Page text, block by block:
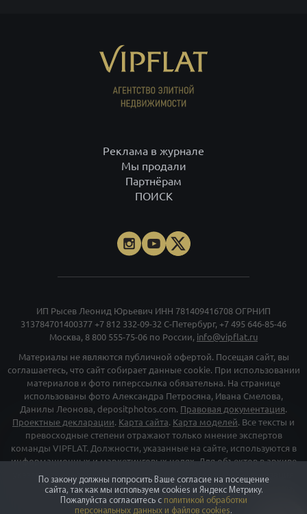
Реклама в журнале
Мы продали
Партнёрам
ПОИСК
ИП Рысев Леонид Юрьевич ИНН 781409416708 ОГРНИП
313784701400377 +7 812 332-09-32 С-Петербург, +7 495 646-85-46
Москва, 8 800 555-75-06 по России, info@vipflat.ru
Материалы не являются публичной офертой. Посещая сайт, вы
соглашаетесь, что сайт собирает данные cookie. При использовании
материалов и фото гиперссылка обязательна. На странице
использованы фото Александра Петросяна, Ивана Смелова,
Данилы Леонова, depositphotos.com. Правовая документация.
Проектные декларации. Карта сайта. Карта моделей. Все тексты и
превосходные степени отражают только мнение экспертов
команды VIPFLAT. Должности, указанные на сайте, используются в
информационных и маркетинговых целях. Для объектов в архиве
указаны последние цены, которые были в рекламе. Организация
«Мета», и принадлежащие ей компании «Facebook» и «Instagram»,
признаны экстремискими и их деятельность запрещена на
По закону должны попросить Ваше согласие на посещение
сайта, так как мы используем cookies и Яндекс Метрику.
Пожалуйста согласитесь с политикой обработки
персональных данных и файлов cookies.